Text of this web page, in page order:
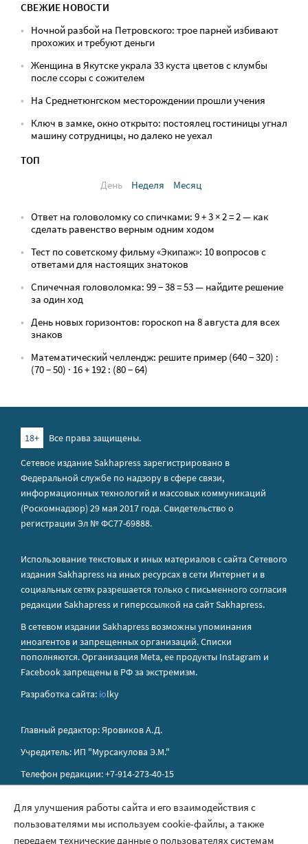
СВЕЖИЕ НОВОСТИ
Ночной разбой на Петровского: трое парней избивают
прохожих и требуют деньги
Женщина в Якутске украла 33 куста цветов с клумбы
после ссоры с сожителем
На Среднетюнгском месторождении прошли учения
Ключ в замке, окно открыто: постоялец гостиницы угнал
машину сотрудницы, но далеко не уехал
ТОП
День
Неделя Месяц
Ответ на головоломку со спичками: 9 + 3 × 2 = 2 — как
сделать равенство верным одним ходом
Тест по советскому фильму «Экипаж»: 10 вопросов с
ответами для настоящих знатоков
Спичечная головоломка: 99 − 38 = 53 — найдите решение
за один ход
День новых горизонтов: гороскоп на 8 августа для всех
знаков
Математический челлендж: решите пример (640 − 320) :
(70 − 50) · 16 + 192 : (80 − 64)
18+
Все права защищены.
Сетевое издание Sakhapress зарегистрировано в
Федеральной службе по надзору в сфере связи,
информационных технологий и массовых коммуникаций
(Роскомнадзор) 29 мая 2017 года. Свидетельство о
регистрации Эл № ФС77-69888.
Использование текстовых и иных материалов с сайта Сетевого
издания Sakhapress на иных ресурсах в сети Интернет и в
социальных сетях разрешается только с письменного согласия
редакции Sakhapress и гиперссылкой на сайт Sakhapress.
В сетевом издании Sakhapress возможны упоминания
иноагентов и запрещенных организаций. Списки
пополняются. Организация Metа, ее продукты Instagram и
Facebook запрещены в РФ за экстремизм.
Разработка сайта: iolky
Главный редактор: Яровиков А.Д.
Учредитель: ИП "Мурсакулова Э.М."
Телефон редакции: +7-914-273-40-15
Правила сайта
Для улучшения работы сайта и его взаимодействия с
пользователями мы используем cookie-файлы, а также
передаем технические данные о пользователях системам